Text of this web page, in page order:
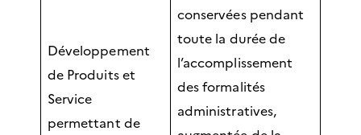
Développement
de Produits et
Service
permettant de
conservées pendant
toute la durée de
l’accomplissement
des formalités
administratives,